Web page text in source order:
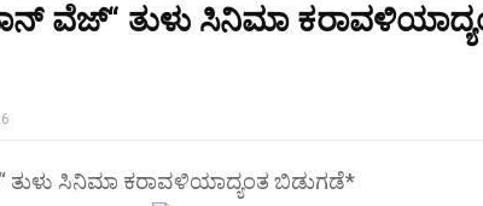
ವೆಜ್“ ತುಳು ಸಿನಿಮಾ
ತುಳು ಸಿನಿಮಾ ಕರಾವಳಿಯಾದ್ಯಂತ ಬಿಡುಗಡೆ*